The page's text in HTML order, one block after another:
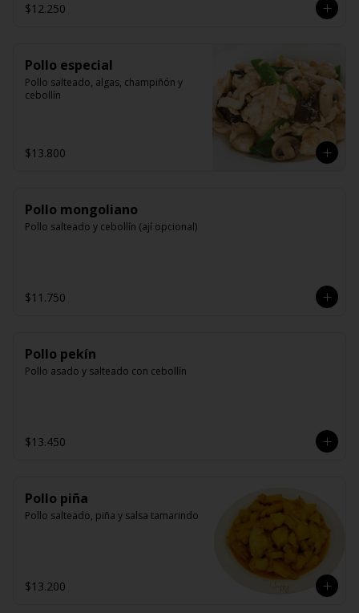
$12.250
Pollo especial
Pollo salteado, algas, champiñón y
cebollín
$13.800
Pollo mongoliano
Pollo salteado y cebollín (ají opcional)
$11.750
Pollo pekín
Pollo asado y salteado con cebollín
$13.450
Pollo piña
Pollo salteado, piña y salsa tamarindo
$13.200